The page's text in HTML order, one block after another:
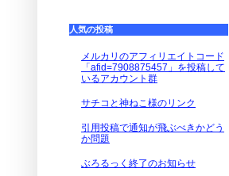
人気の投稿
メルカリのアフィリエイトコード
「afid=7908875457」を投稿して
いるアカウント群
サチコと神ねこ様のリンク
引用投稿で通知が飛ぶべきかどう
か問題
ぶろるっく終了のお知らせ